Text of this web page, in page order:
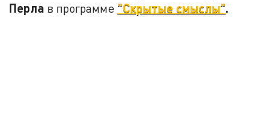
Перла в программе "Скрытые смыслы".